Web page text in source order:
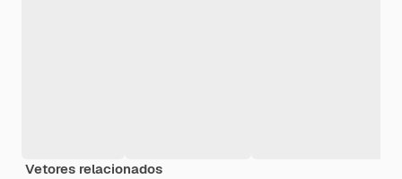
Vetores relacionados